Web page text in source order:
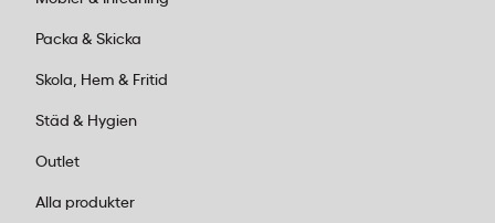
Packa & Skicka
Skola, Hem & Fritid
Städ & Hygien
Outlet
Alla produkter